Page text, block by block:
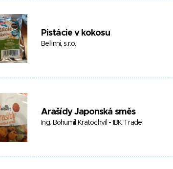
Pistácie v kokosu
Bellinni, s.r.o.
Arašídy Japonská směs
Ing. Bohumil Kratochvíl - IBK Trade